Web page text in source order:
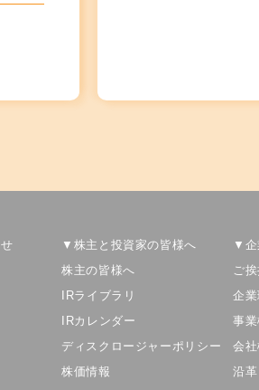
▼株主と投資家の皆様へ
株主の皆様へ
IRライブラリ
IRカレンダー
ディスクロージャーポリシー
株価情報
▼企
ご
企
事
会
沿革